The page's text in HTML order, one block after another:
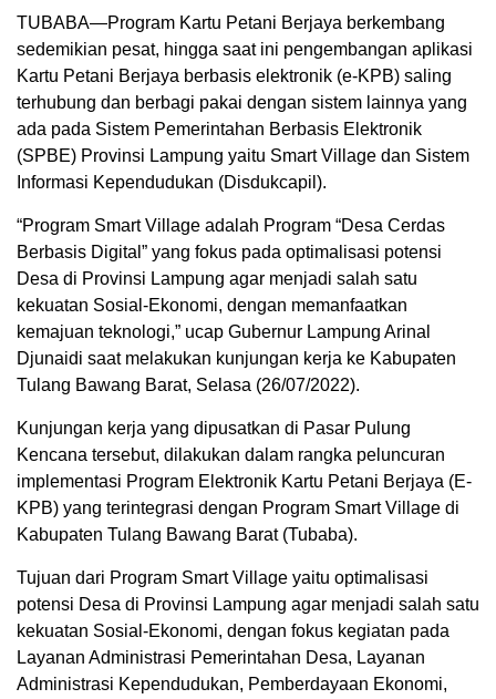
TUBABA—Program Kartu Petani Berjaya berkembang
sedemikian pesat, hingga saat ini pengembangan aplikasi
Kartu Petani Berjaya berbasis elektronik (e-KPB) saling
terhubung dan berbagi pakai dengan sistem lainnya yang
ada pada Sistem Pemerintahan Berbasis Elektronik
(SPBE) Provinsi Lampung yaitu Smart Village dan Sistem
Informasi Kependudukan (Disdukcapil).
“Program Smart Village adalah Program “Desa Cerdas
Berbasis Digital” yang fokus pada optimalisasi potensi
Desa di Provinsi Lampung agar menjadi salah satu
kekuatan Sosial-Ekonomi, dengan memanfaatkan
kemajuan teknologi,” ucap Gubernur Lampung Arinal
Djunaidi saat melakukan kunjungan kerja ke Kabupaten
Tulang Bawang Barat, Selasa (26/07/2022).
Kunjungan kerja yang dipusatkan di Pasar Pulung
Kencana tersebut, dilakukan dalam rangka peluncuran
implementasi Program Elektronik Kartu Petani Berjaya (E-
KPB) yang terintegrasi dengan Program Smart Village di
Kabupaten Tulang Bawang Barat (Tubaba).
Tujuan dari Program Smart Village yaitu optimalisasi
potensi Desa di Provinsi Lampung agar menjadi salah satu
kekuatan Sosial-Ekonomi, dengan fokus kegiatan pada
Layanan Administrasi Pemerintahan Desa, Layanan
Administrasi Kependudukan, Pemberdayaan Ekonomi,